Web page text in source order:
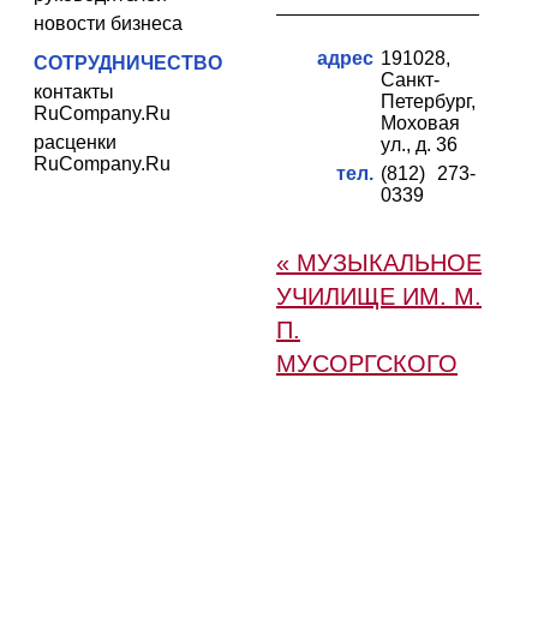
новости бизнеса
СОТРУДНИЧЕСТВО
контакты
RuCompany.Ru
расценки
RuCompany.Ru
адрес 191028,
Санкт-
Петербург,
Моховая
ул., д. 36
тел. (812) 273-
0339
« МУЗЫКАЛЬНОЕ
УЧИЛИЩЕ ИМ. М.
П.
МУСОРГСКОГО